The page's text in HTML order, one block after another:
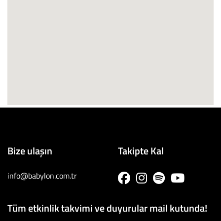
Bize ulaşın
info@babylon.com.tr
Takipte Kal
Tüm etkinlik takvimi ve duyurular mail kutunda!